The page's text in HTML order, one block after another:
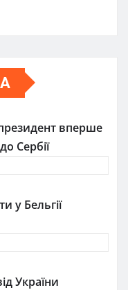
вперше
Сербії
у Бельгії
України